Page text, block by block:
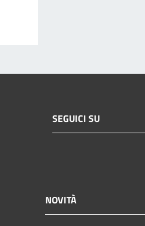
SEGUICI SU
NOVITÀ